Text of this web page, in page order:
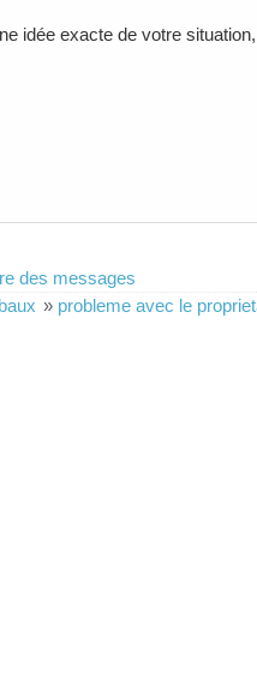
idée exacte de votre
des messages
» probleme avec le